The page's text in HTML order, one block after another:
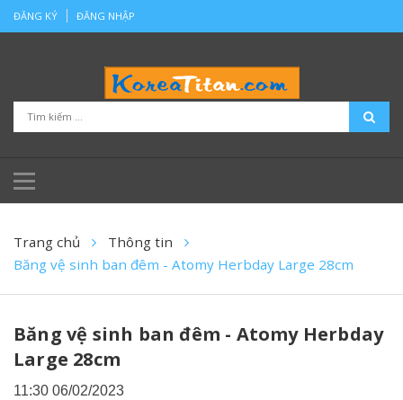
ĐĂNG KÝ ĐĂNG NHẬP
Trang chủ
Thông tin
Băng vệ sinh ban đêm - Atomy Herbday Large 28cm
Băng vệ sinh ban đêm - Atomy Herbday
Large 28cm
11:30 06/02/2023